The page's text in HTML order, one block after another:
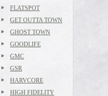
FLATSPOT
GET OUTTA TOWN
GHOST TOWN
GOODLIFE
GMC
GSR
HARVCORE
HIGH FIDELITY